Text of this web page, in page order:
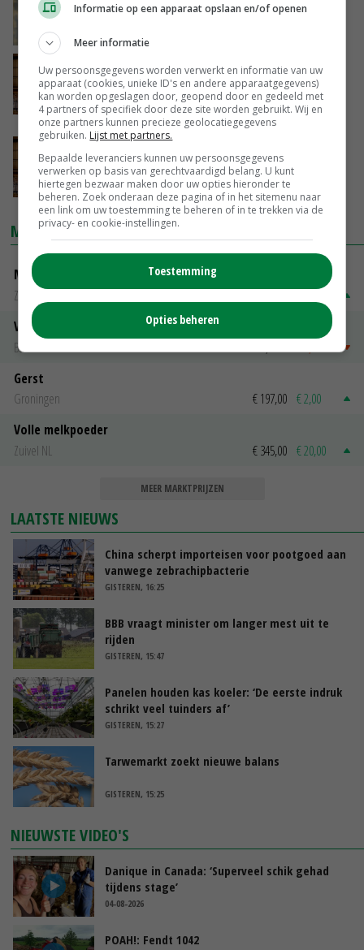
Raad van State ziet ontbreken
natuurvergunning bij veehouderij door de
vingers
21-05-2026
Overijsselse boeren moeten illegaal
toegeëigend land weer openstellen
15-05-2026
MARKTPRIJZEN
Magere melkpoeder
Zuivel NL
Vleeskuikens 2001-2600 gr
Barneveld
€ 1,09~ € 1,11
Gerst
Groningen
€ 197,00 € 2,00
Volle melkpoeder
Zuivel NL
€ 345,00 € 20,00
MEER MARKTPRIJZEN
LAATSTE NIEUWS
China scherpt importeisen voor pootgoed aan
vanwege zebrachipbacterie
GISTEREN, 16:25
BBB vraagt minister om langer mest uit te
rijden
GISTEREN, 15:47
Panelen houden kas koeler: ‘De eerste indruk
schrikt veel tuinders af’
GISTEREN, 15:27
Tarwemarkt zoekt nieuwe balans
GISTEREN, 15:25
NIEUWSTE VIDEO'S
Danique in Canada: ‘Superveel schik gehad
tijdens stage’
04-08-2026
POAH!: Fendt 1042
Informatie op een apparaat opslaan en/of openen
Meer informatie
Uw persoonsgegevens worden verwerkt en informatie van uw
apparaat (cookies, unieke ID's en andere apparaatgegevens)
kan worden opgeslagen door, geopend door en gedeeld met
4 partners of specifiek door deze site worden gebruikt. Wij en
onze partners kunnen precieze geolocatiegegevens
gebruiken. Lijst met partners.
Bepaalde leveranciers kunnen uw persoonsgegevens
verwerken op basis van gerechtvaardigd belang. U kunt
hiertegen bezwaar maken door uw opties hieronder te
beheren. Zoek onderaan deze pagina of in het sitemenu naar
een link om uw toestemming te beheren of in te trekken via de
privacy- en cookie-instellingen.
Toestemming
Opties beheren